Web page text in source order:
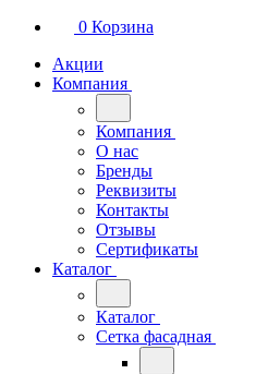
0 Корзина
Акции
Компания
Компания
О нас
Бренды
Реквизиты
Контакты
Отзывы
Сертификаты
Каталог
Каталог
Сетка фасадная